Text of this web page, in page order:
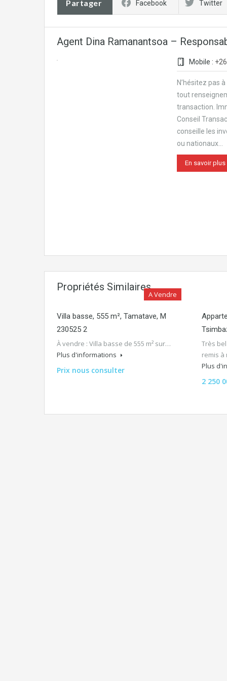
Partager Facebook Twitter
Agent Dina Ramanantsoa –
Mobile :
N’hésitez pas
tout
transaction.
Conseil
conseille les
ou nationaux…
En savoir plus
Propriétés Similaires
A Vendre
Villa basse, 555 m², Tamatave, M
230525 2
À vendre : Villa basse de 555 m² sur…
Plus d'informations
Prix nous consulter
Très
remis
Plus
2 250